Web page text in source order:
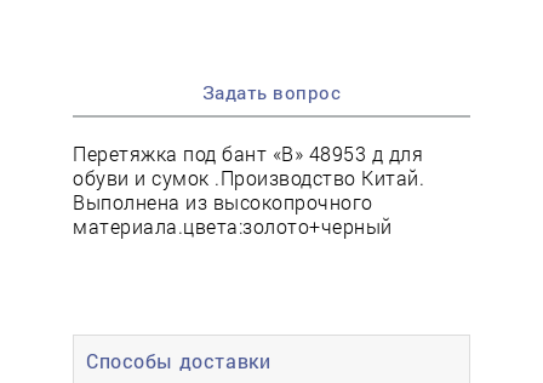
Способы доставки
Задать вопрос
Перетяжка под бант «B» 48953 д для
обуви и сумок .Производство Китай.
Выполнена из высокопрочного
материала.цвета:золото+черный